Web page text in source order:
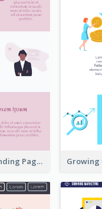
Creative Pink Landing Page